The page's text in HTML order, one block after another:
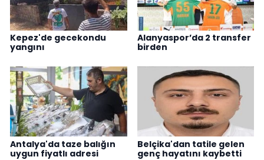
Kepez'de gecekondu
yangını
Alanyaspor’da 2 transfer
birden
Antalya'da taze balığın
uygun fiyatlı adresi
Belçika'dan tatile gelen
genç hayatını kaybetti